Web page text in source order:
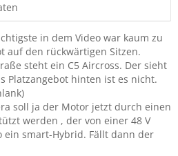
in dem Video war kaum zu
auf den rückwärtigen Sitzen.
steht ein C5 Aircross. Der sieht
Platzangebot hinten ist es nicht.
soll ja der Motor jetzt durch einen
werden , der von einer 48 V
ein smart-Hybrid. Fällt dann der